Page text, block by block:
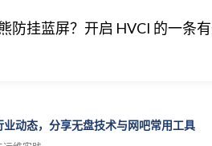
防挂蓝屏？开启 HVCI 的一条有
动态，分享无盘技术与网吧常用工具